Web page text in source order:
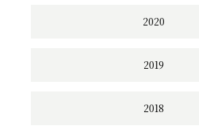
2020
2019
2018